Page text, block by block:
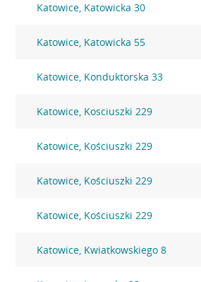
Katowice, Katowicka 30
Katowice, Katowicka 55
Katowice, Konduktorska 33
Katowice, Kosciuszki 229
Katowice, Kościuszki 229
Katowice, Kościuszki 229
Katowice, Kościuszki 229
Katowice, Kwiatkowskiego 8